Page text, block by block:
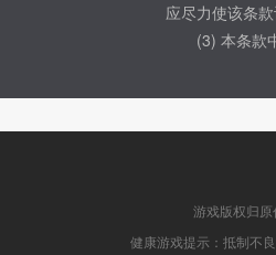
应尽力使该条
(3) 本条款
游戏版权归
健康游戏提示：抵制不